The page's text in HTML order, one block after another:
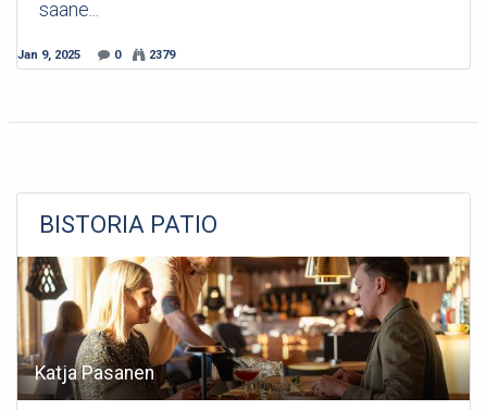
saane...
Jan 9, 2025 0 2379
BISTORIA PATIO
Katja Pasanen